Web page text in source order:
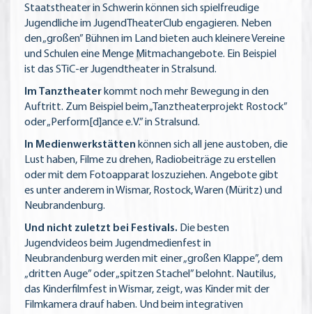
Staatstheater in Schwerin können sich spielfreudige
Jugendliche im JugendTheaterClub engagieren. Neben
den „großen” Bühnen im Land bieten auch kleinere Vereine
und Schulen eine Menge Mitmachangebote. Ein Beispiel
ist das STiC-er Jugendtheater in Stralsund.
Im Tanztheater kommt noch mehr Bewegung in den
Auftritt. Zum Beispiel beim „Tanztheaterprojekt Rostock”
oder „Perform[d]ance e.V.” in Stralsund.
In Medienwerkstätten können sich all jene austoben, die
Lust haben, Filme zu drehen, Radiobeiträge zu erstellen
oder mit dem Fotoapparat loszuziehen. Angebote gibt
es unter anderem in Wismar, Rostock, Waren (Müritz) und
Neubrandenburg.
Und nicht zuletzt bei Festivals. Die besten
Jugendvideos beim Jugendmedienfest in
Neubrandenburg werden mit einer „großen Klappe”, dem
„dritten Auge” oder „spitzen Stachel” belohnt. Nautilus,
das Kinderfilmfest in Wismar, zeigt, was Kinder mit der
Filmkamera drauf haben. Und beim integrativen